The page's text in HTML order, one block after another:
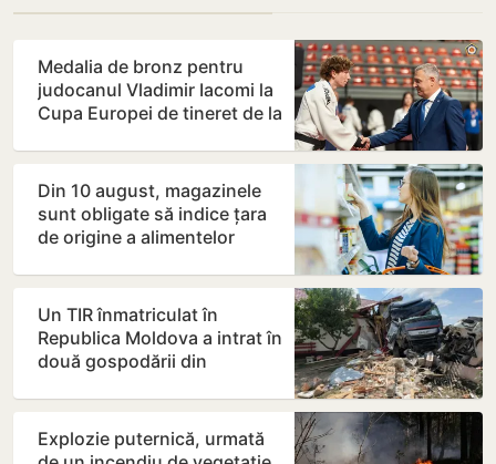
Medalia de bronz pentru
judocanul Vladimir Iacomi la
Cupa Europei de tineret de la
Din 10 august, magazinele
sunt obligate să indice țara
de origine a alimentelor
Un TIR înmatriculat în
Republica Moldova a intrat în
două gospodării din
Explozie puternică, urmată